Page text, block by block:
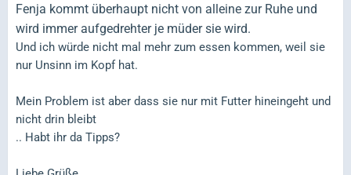
Fenja kommt überhaupt nicht von alleine zur Ruhe und
wird immer aufgedrehter je müder sie wird.
Und ich würde nicht mal mehr zum essen kommen, weil sie
nur Unsinn im Kopf hat.
Mein Problem ist aber dass sie nur mit Futter hineingeht und
nicht drin bleibt
.. Habt ihr da Tipps?